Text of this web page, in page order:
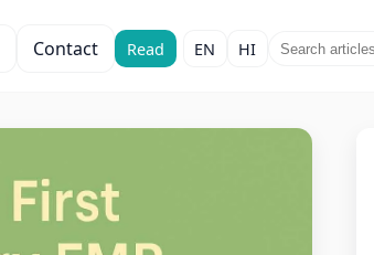
Contact Read EN HI